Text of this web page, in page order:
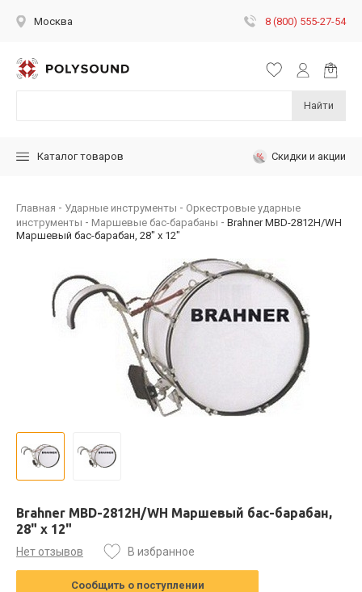
Москва 8 (800) 555-27-54
Найти
Каталог товаров Скидки и акции
Главная Ударные инструменты
Оркестровые ударные
инструменты
Маршевые бас-барабаны
Brahner MBD-2812H/WH
Маршевый бас-барабан, 28" х 12"
Brahner MBD-2812H/WH Маршевый бас-барабан,
28" х 12"
Нет отзывов В избранное
Сообщить о поступлении